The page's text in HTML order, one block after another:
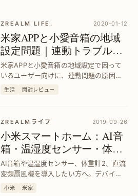
ZREALM LIFE. 2020-01-12
米家APPと小愛音箱の地域
設定問題｜連動トラブルを
迅速解決する方法
米家APPと小愛音箱の地域設定で困って
いるユーザー向けに、連動問題の原因特
定と対策を具体的に解説。設定ミスによ
生活 開封レビュー
ZREALMライフ 2019-09-26
小米スマートホーム：AI音
箱・温湿度センサー・体重
計2・DC扇風機の活用法｜
快適生活の実現
AI音箱や温湿度センサー、体重計2、直流
変頻扇風機を導入したい方へ。デバイス
連携で生活の快適さを向上し、効率的な
小米 米家